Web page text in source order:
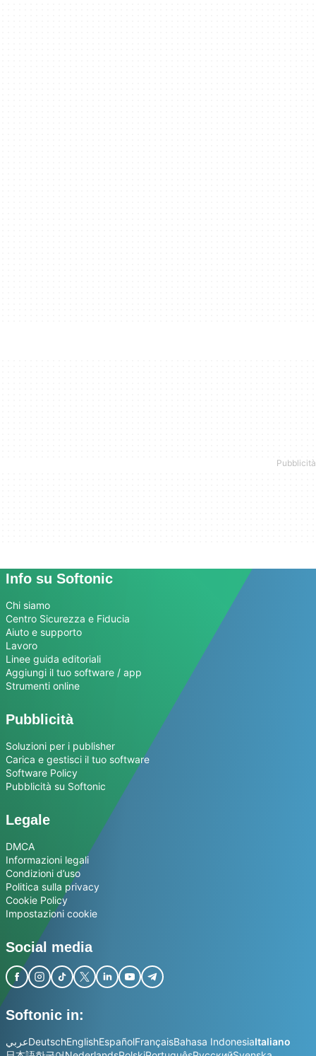
Info su Softonic
Chi siamo
Centro Sicurezza e Fiducia
Aiuto e supporto
Lavoro
Linee guida editoriali
Aggiungi il tuo software / app
Strumenti online
Pubblicità
Soluzioni per i publisher
Carica e gestisci il tuo software
Software Policy
Pubblicità su Softonic
Legale
DMCA
Informazioni legali
Condizioni d’uso
Politica sulla privacy
Cookie Policy
Impostazioni cookie
Social media
Softonic in:
عربيDeutschEnglishEspañolFrançaisBahasa IndonesiaItaliano